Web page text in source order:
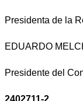
Presidenta de la
EDUARDO
Presidente del
2402711-2